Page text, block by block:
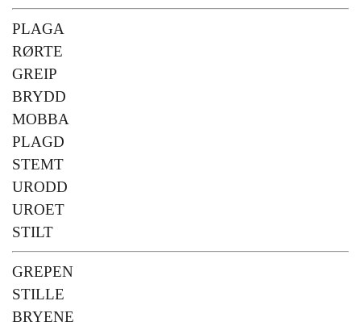
PLAGA
RØRTE
GREIP
BRYDD
MOBBA
PLAGD
STEMT
URODD
UROET
STILT
GREPEN
STILLE
BRYENE